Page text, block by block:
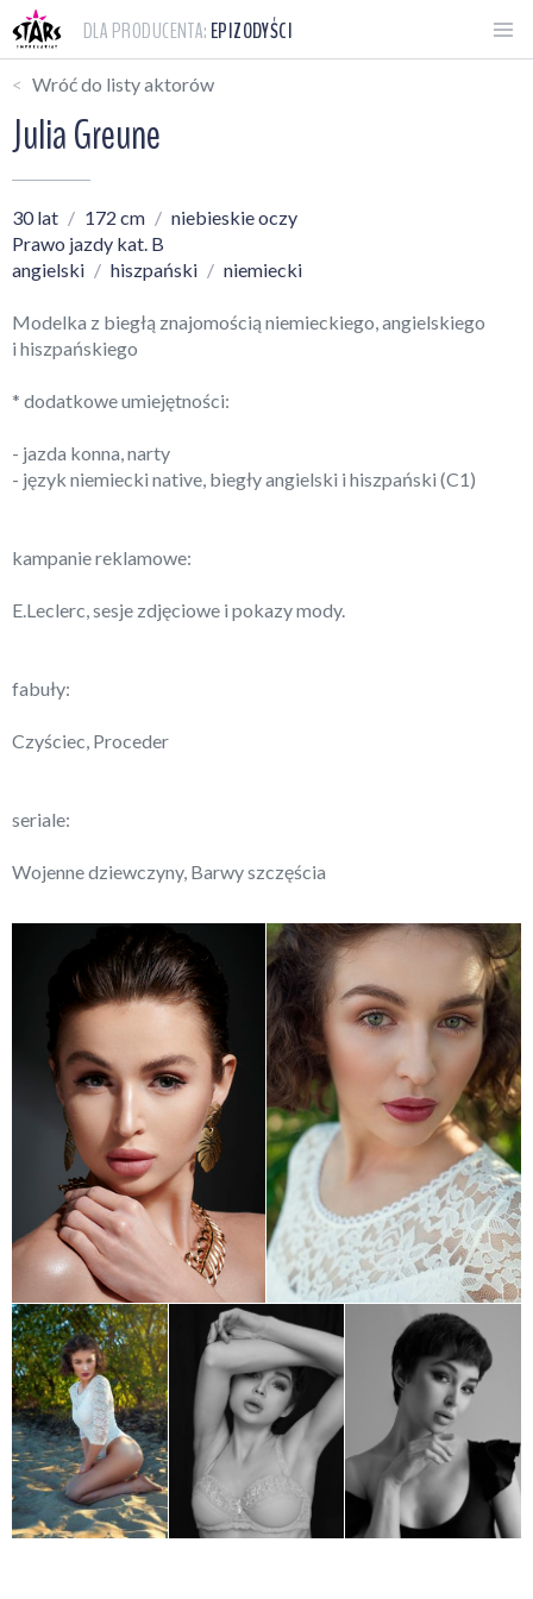
DLA PRODUCENTA: EPIZODYŚCI
Wróć do listy aktorów
Julia Greune
30 lat 172 cm
niebieskie oczy
Prawo jazdy kat. B
angielski
hiszpański niemiecki
Modelka z biegłą znajomością niemieckiego, angielskiego
i hiszpańskiego
* dodatkowe umiejętności:
- jazda konna, narty
- język niemiecki native, biegły angielski i hiszpański (C1)
kampanie reklamowe:
E.Leclerc, sesje zdjęciowe i pokazy mody.
fabuły:
Czyściec, Proceder
seriale:
Wojenne dziewczyny, Barwy szczęścia